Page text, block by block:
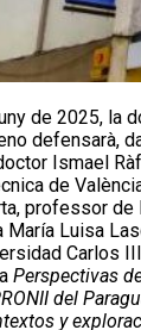
de 2025, la
defensarà,
Ismael
de
professor de
María Luisa
Carlos
Perspectivas
del
y